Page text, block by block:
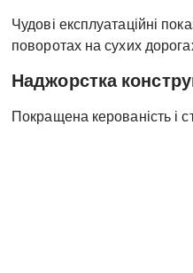
Чудові експлуатаційні
поворотах на сухих
Наджорстка
Покращена керованість і